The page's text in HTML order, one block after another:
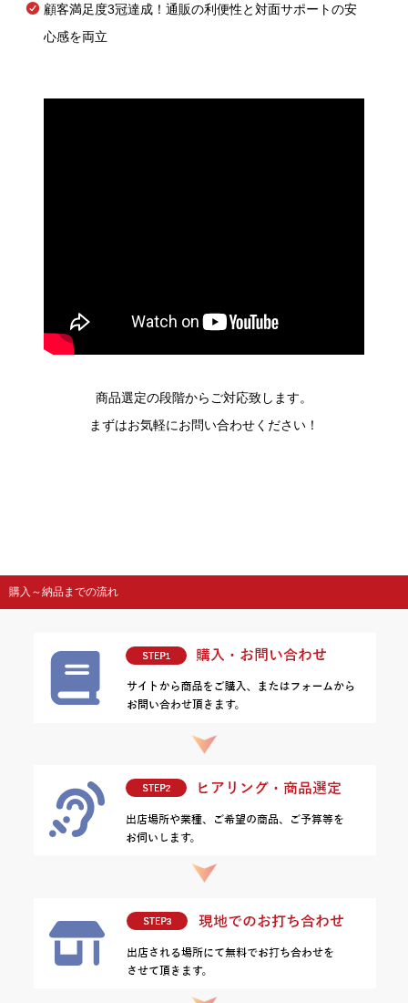
顧客満足度3冠達成！通販の利便性と対面サポートの安
心感を両立
商品選定の段階からご対応致します。
まずはお気軽にお問い合わせください！
購入～納品までの流れ